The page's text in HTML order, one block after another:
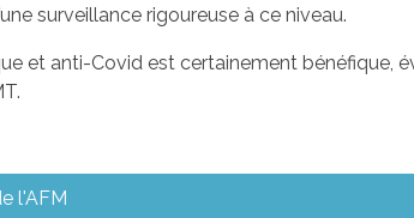
surveillance rigoureuse à ce niveau.
et anti-Covid est certainement bénéfique,
l'AFM